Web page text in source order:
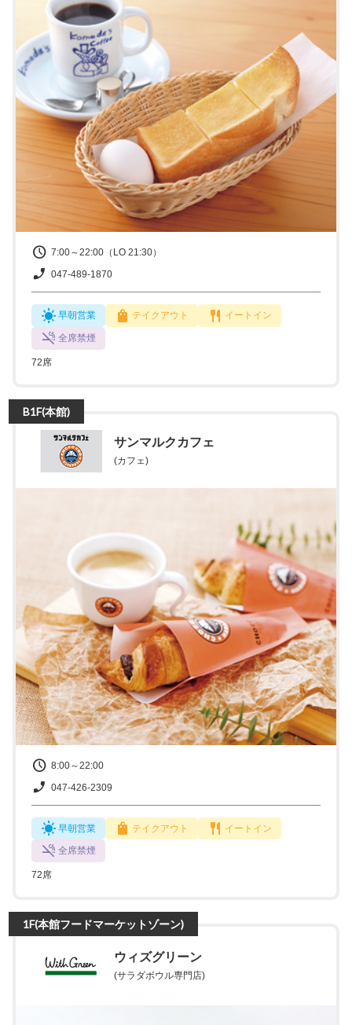
7:00～22:00（LO 21:30）
047-489-1870
早朝営業 テイクアウト イートイン
全席禁煙
72席
B1F(本館)
サンマルクカフェ
(カフェ)
8:00～22:00
047-426-2309
早朝営業 テイクアウト イートイン
全席禁煙
72席
1F(本館フードマーケットゾーン)
ウィズグリーン
(サラダボウル専門店)